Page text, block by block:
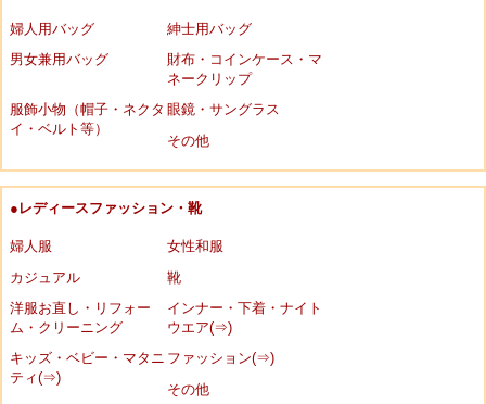
婦人用バッグ
紳士用バッグ
男女兼用バッグ
財布・コインケース・マ
ネークリップ
服飾小物（帽子・ネクタ
イ・ベルト等）
眼鏡・サングラス
その他
●レディースファッション・靴
婦人服
女性和服
カジュアル
靴
洋服お直し・リフォー
ム・クリーニング
インナー・下着・ナイト
ウエア(⇒)
キッズ・ベビー・マタニ
ティ(⇒)
ファッション(⇒)
その他